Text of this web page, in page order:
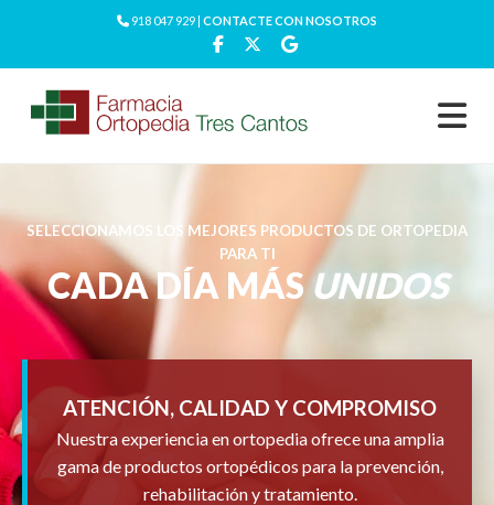
918 047 929 | CONTACTE CON NOSOTROS
SELECCIONAMOS LOS MEJORES PRODUCTOS DE ORTOPEDIA
PARA TI
CADA DÍA MÁSUNIDOS
ATENCIÓN, CALIDAD Y COMPROMISO
Nuestra experiencia en ortopedia ofrece una amplia
gama de productos ortopédicos para la prevención,
rehabilitación y tratamiento.